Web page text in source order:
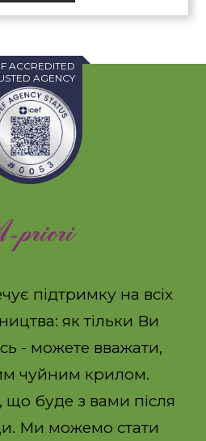
ACCREDITED
AGENCY
підтримку на всіх
як тільки Ви
- можете вважати,
чуйним крилом.
буде з вами після
Ми можемо стати